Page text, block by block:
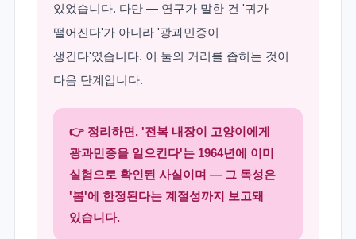
있었습니다. 다만 — 연구가 말한 건 '귀가
떨어진다'가 아니라 '광과민증이
생긴다'였습니다. 이 둘의 거리를 좁히는 것이
다음 단계입니다.
👉 정리하면, '전복 내장이 고양이에게
광과민증을 일으킨다'는 1964년에 이미
실험으로 확인된 사실이며 — 그 독성은
'봄'에 한정된다는 계절성까지 보고돼
있습니다.